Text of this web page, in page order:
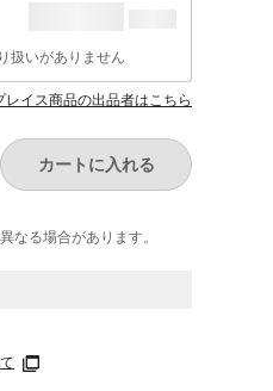
扱いがありません
レイス商品の出品者はこちら
カートに入れる
なる​場合が​あります。